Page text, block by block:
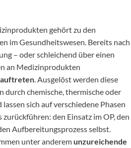
gehört zu den
im Gesundheitswesen. Bereits nach
– oder schleichend über einen
an Medizinprodukten
auftreten . Ausgelöst werden diese
durch chemische, thermische oder
sich auf verschiedene Phasen
den Einsatz im OP, den
Aufbereitungsprozess selbst.
unter anderem unzureichende